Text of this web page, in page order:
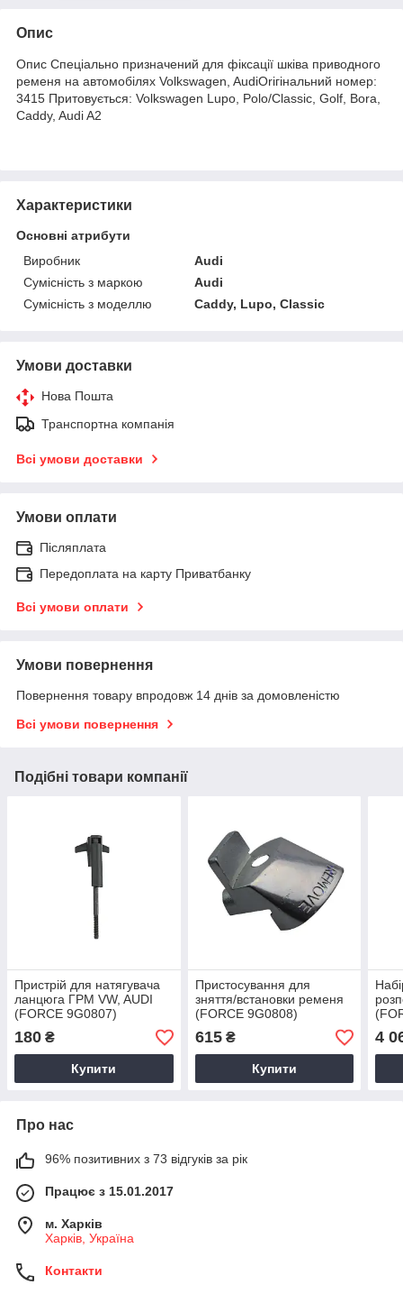
Опис
Опис Спеціально призначений для фіксації шківа приводного
ременя на автомобілях Volkswagen, AudiOriгінальний номер:
3415 Притовується: Volkswagen Lupo, Polo/Classic, Golf, Bora,
Caddy, Audi A2
Характеристики
Основні атрибути
Виробник
Audi
Сумісність з маркою
Audi
Сумісність з моделлю
Caddy, Lupo, Classic
Умови доставки
Нова Пошта
Транспортна компанія
Всі умови доставки
Умови оплати
Післяплата
Передоплата на карту Приватбанку
Всі умови оплати
Умови повернення
Повернення товару впродовж 14 днів за домовленістю
Всі умови повернення
Подібні товари компанії
Пристрій для натягувача
ланцюга ГРМ VW, AUDI
(FORCE 9G0807)
180 ₴
Купити
Пристосування для
зняття/встановки ременя
(FORCE 9G0808)
615₴
Купити
4
Про нас
96% позитивних з 73 відгуків за рік
Працює з 15.01.2017
м. Харків
Харків, Україна
Контакти